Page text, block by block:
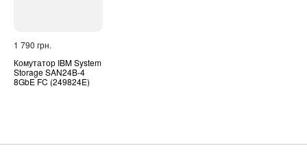
1 790 грн.
Комутатор IBM System
Storage SAN24B-4
8GbE FC (249824E)